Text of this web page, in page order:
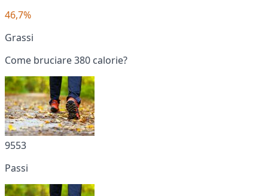
46,7%
Grassi
Come bruciare 380 calorie?
9553
Passi